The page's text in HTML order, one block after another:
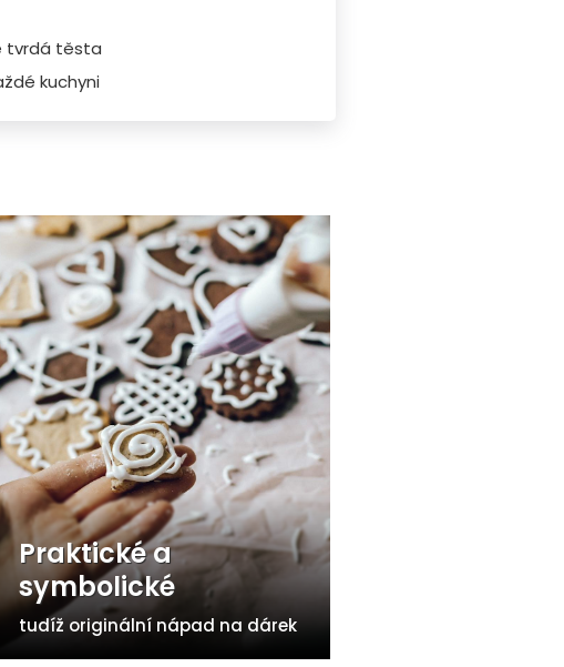
tvrdá těsta
kuchyni
Praktické a
symbolické
tudíž originální nápad na dárek